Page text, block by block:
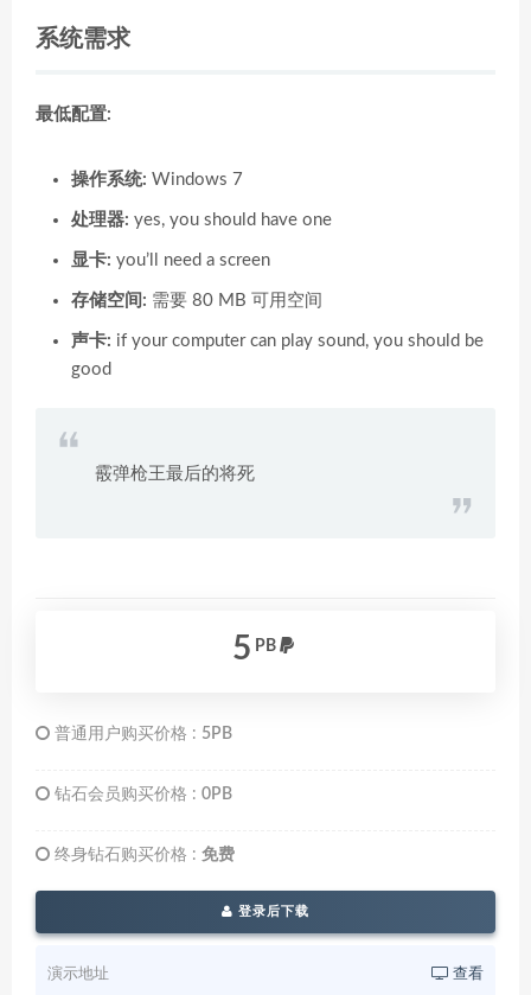
系统需求
最低配置:
操作系统: Windows 7
处理器: yes, you should have one
显卡: you’ll need a screen
存储空间: 需要 80 MB 可用空间
声卡: if your computer can play sound, you should be
good
霰弹枪王最后的将死
5 PB
普通用户购买价格 : 5PB
钻石会员购买价格 : 0PB
终身钻石购买价格 : 免费
登录后下载
演示地址 查看